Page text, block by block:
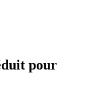
pour